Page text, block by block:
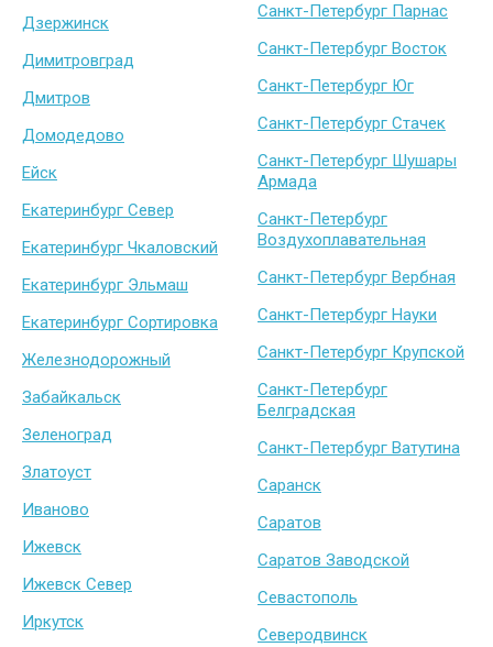
Дзержинск
Димитровград
Дмитров
Домодедово
Ейск
Екатеринбург Север
Екатеринбург Чкаловский
Екатеринбург Эльмаш
Екатеринбург Сортировка
Железнодорожный
Забайкальск
Зеленоград
Златоуст
Иваново
Ижевск
Ижевск Север
Иркутск
Санкт-Петербург Парнас
Санкт-Петербург Восток
Санкт-Петербург Юг
Санкт-Петербург Стачек
Санкт-Петербург Шушары
Армада
Санкт-Петербург
Воздухоплавательная
Санкт-Петербург Вербная
Санкт-Петербург Науки
Санкт-Петербург Крупской
Санкт-Петербург
Белградская
Санкт-Петербург Ватутина
Саранск
Саратов
Саратов Заводской
Севастополь
Северодвинск